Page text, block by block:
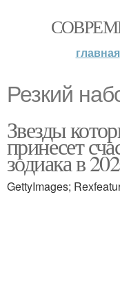
главная
Резкий
Звезды
принесет
зодиака в
GettyImages;